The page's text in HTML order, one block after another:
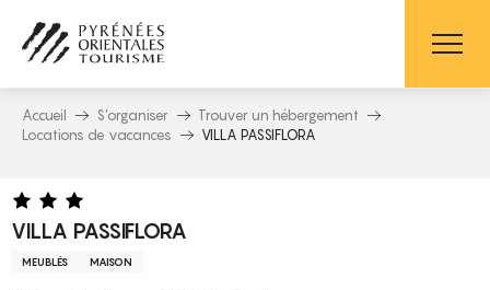
contenu
principal
Accueil S’organiser
Trouver un hébergement
Locations de vacances
VILLA PASSIFLORA
VILLA PASSIFLORA
MEUBLÉS MAISON